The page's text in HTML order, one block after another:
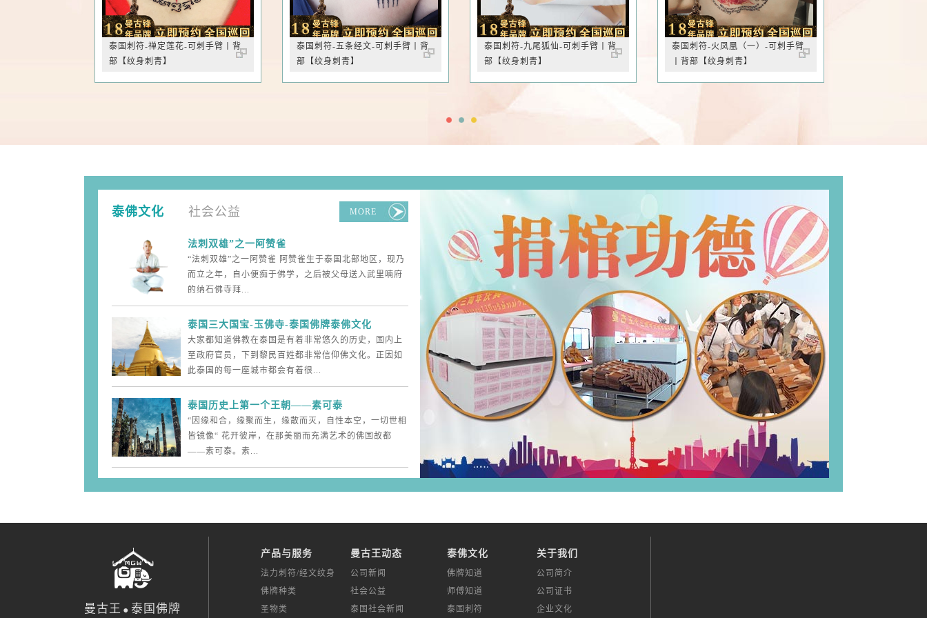
泰国刺符-禅定莲花-可刺手臂丨背
部【纹身刺青】
泰国刺符-五条经文-可刺手臂丨背
部【纹身刺青】
泰国刺符-九尾狐仙-可刺手臂丨背
部【纹身刺青】
泰国刺符-火凤凰（一）-可刺手臂
丨背部【纹身刺青】
泰佛文化 社会公益
法刺双雄”之一阿赞雀
“法刺双雄”之一阿赞雀 阿赞雀生于泰国北部地区，现乃
而立之年，自小便痴于佛学，之后被父母送入武里喃府
的纳石佛寺拜...
泰国三大国宝-玉佛寺-泰国佛牌泰佛文化
大家都知道佛教在泰国是有着非常悠久的历史，国内上
至政府官员，下到黎民百姓都非常信仰佛文化。正因如
此泰国的每一座城市都会有着很...
泰国历史上第一个王朝——素可泰
“因缘和合，缘聚而生，缘散而灭，自性本空，一切世相
皆镜像“ 花开彼岸，在那美丽而充满艺术的佛国故都
——素可泰。素...
MORE
曼古王.泰国佛牌
产品与服务
法力刺符/经文纹身
佛牌种类
圣物类
曼古王动态
公司新闻
社会公益
泰国社会新闻
泰佛文化
佛牌知道
师傅知道
泰国刺符
关于我们
公司简介
公司证书
企业文化